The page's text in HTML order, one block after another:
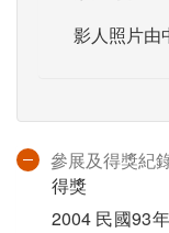
影人照片由
參展及得獎紀
得獎
2004 民國93